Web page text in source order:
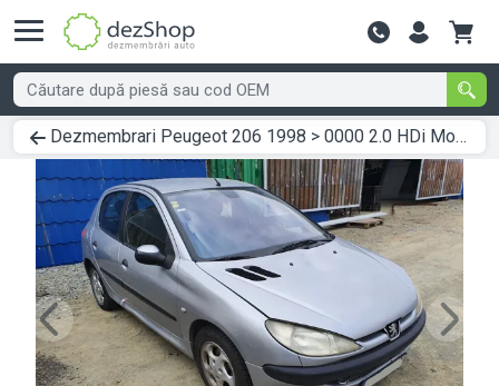
Contactează-
Dezmembrari Peugeot 206 1998 > 0000 2.0 HDi Motorina
Previous Next